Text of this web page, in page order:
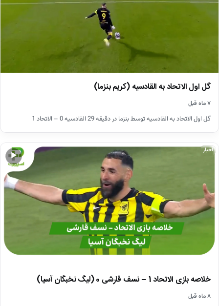
گل اول الاتحاد به القادسیه (کریم بنزما)
۷ ماه قبل
گل اول الاتحاد به القادسیه توسط بنزما در دقیقه 29 القادسیه 0 – الاتحاد 1
▶
اخبار
خلاصه بازی الاتحاد 1 – نسف قارشی 0 (لیگ نخبگان آسیا)
۸ ماه قبل